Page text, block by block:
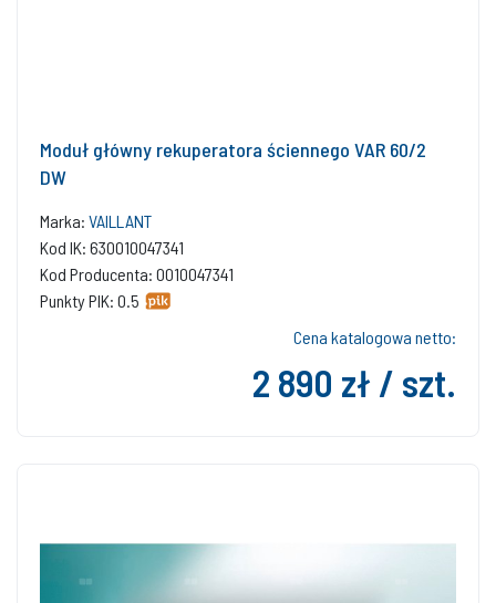
Moduł główny rekuperatora ściennego VAR 60/2
DW
Marka: VAILLANT
Kod IK: 630010047341
Kod Producenta: 0010047341
Punkty PIK: 0.5
Cena katalogowa netto:
2 890 zł / szt.